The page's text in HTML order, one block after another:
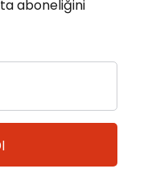
aboneliğini